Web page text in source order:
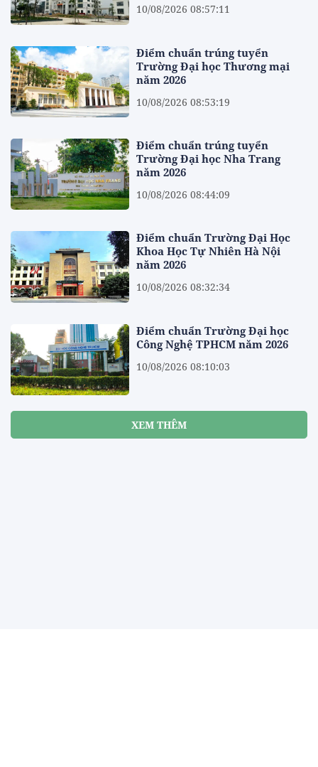
10/08/2026 08:57:11
Điểm chuẩn trúng tuyển
Trường Đại học Thương mại
năm 2026
10/08/2026 08:53:19
Điểm chuẩn trúng tuyển
Trường Đại học Nha Trang
năm 2026
10/08/2026 08:44:09
Điểm chuẩn Trường Đại Học
Khoa Học Tự Nhiên Hà Nội
năm 2026
10/08/2026 08:32:34
Điểm chuẩn Trường Đại học
Công Nghệ TPHCM năm 2026
10/08/2026 08:10:03
XEM THÊM